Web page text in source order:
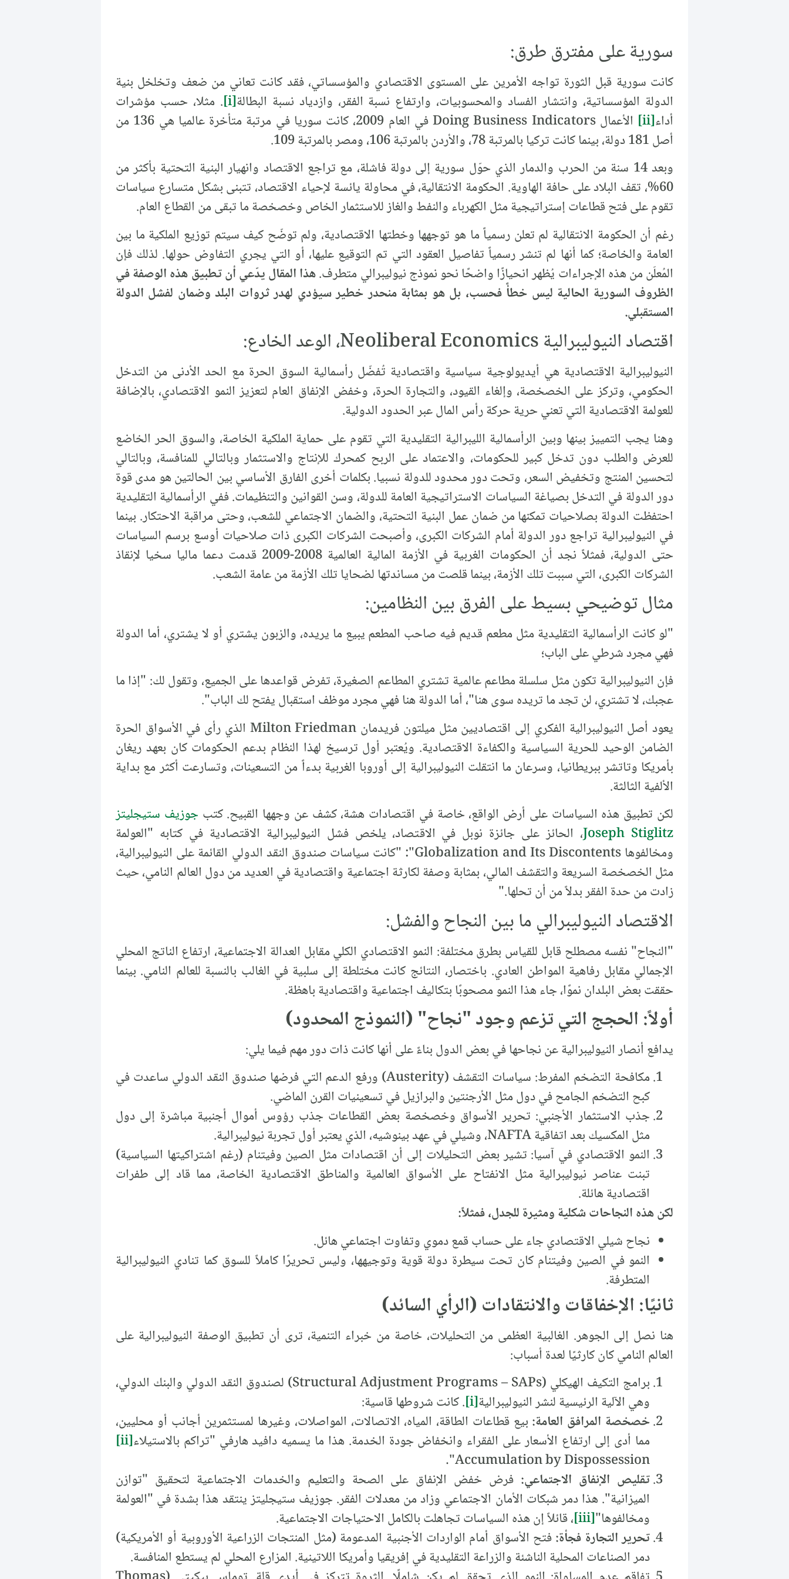
سورية على مفترق طرق:
كانت سورية قبل الثورة تواجه الأمرين على المستوى الاقتصادي والمؤسساتي، فقد كانت تعاني من ضعف وتخلخل بنية
الدولة المؤسساتية، وانتشار الفساد والمحسوبيات، وارتفاع نسبة الفقر، وازدياد نسبة البطالة[i] . مثلا، حسب مؤشرات
أداء[ii]
الأعمال Doing Business Indicators في العام 2009، كانت سوريا في مرتبة متأخرة عالميا هي 136 من
أصل 181 دولة، بينما كانت تركيا بالمرتبة 78، والأردن بالمرتبة 106، ومصر بالمرتبة 109.
وبعد 14 سنة من الحرب والدمار الذي حوّل سورية إلى دولة فاشلة، مع تراجع الاقتصاد وانهيار البنية التحتية بأكثر من
60%، تقف البلاد على حافة الهاوية. الحكومة الانتقالية، في محاولة يائسة لإحياء الاقتصاد، تتبنى بشكل متسارع سياسات
تقوم على فتح قطاعات إستراتيجية مثل الكهرباء والنفط والغاز للاستثمار الخاص وخصخصة ما تبقى من القطاع العام.
رغم أن الحكومة الانتقالية لم تعلن رسمياً ما هو توجهها وخطتها الاقتصادية، ولم توضّح كيف سيتم توزيع الملكية ما بين
العامة والخاصة؛ كما أنها لم تنشر رسمياً تفاصيل العقود التي تم التوقيع عليها، أو التي يجري التفاوض حولها. لذلك فإن
المُعلَن من هذه الإجراءات يُظهر انحيازًا واضحًا نحو نموذج نيوليبرالي متطرف.هذا المقال يدّعي أن تطبيق هذه الوصفة في
الظروف السورية الحالية ليس خطأً فحسب، بل هو بمثابة منحدر خطير سيؤدي لهدر ثروات البلد وضمان لفشل الدولة
المستقبلي.
اقتصاد النيوليبرالية Neoliberal Economics، الوعد الخادع:
النيوليبرالية الاقتصادية هي أيديولوجية سياسية واقتصادية تُفضّل رأسمالية السوق الحرة مع الحد الأدنى من التدخل
الحكومي، وتركز على الخصخصة، وإلغاء القيود، والتجارة الحرة، وخفض الإنفاق العام لتعزيز النمو الاقتصادي، بالإضافة
للعولمة الاقتصادية التي تعني حرية حركة رأس المال عبر الحدود الدولية.
وهنا يجب التمييز بينها وبين الرأسمالية الليبرالية التقليدية التي تقوم على حماية الملكية الخاصة، والسوق الحر الخاضع
للعرض والطلب دون تدخل كبير للحكومات، والاعتماد على الربح كمحرك للإنتاج والاستثمار وبالتالي للمنافسة، وبالتالي
لتحسين المنتج وتخفيض السعر، وتحت دور محدود للدولة نسبيا. بكلمات أخرى الفارق الأساسي بين الحالتين هو مدى قوة
دور الدولة في التدخل بصياغة السياسات الاستراتيجية العامة للدولة، وسن القوانين والتنظيمات. ففي الرأسمالية التقليدية
احتفظت الدولة بصلاحيات تمكنها من ضمان عمل البنية التحتية، والضمان الاجتماعي للشعب، وحتى مراقبة الاحتكار. بينما
في النيوليبرالية تراجع دور الدولة أمام الشركات الكبرى، وأصبحت الشركات الكبرى ذات صلاحيات أوسع برسم السياسات
حتى الدولية، فمثلاً نجد أن الحكومات الغربية في الأزمة المالية العالمية 2008-2009 قدمت دعما ماليا سخيا لإنقاذ
الشركات الكبرى، التي سببت تلك الأزمة، بينما قلصت من مساندتها لضحايا تلك الأزمة من عامة الشعب.
مثال توضيحي بسيط على الفرق بين النظامين:
"لو كانت الرأسمالية التقليدية مثل مطعم قديم فيه صاحب المطعم يبيع ما يريده، والزبون يشتري أو لا يشتري، أما الدولة
فهي مجرد شرطي على الباب؛
فإن النيوليبرالية تكون مثل سلسلة مطاعم عالمية تشتري المطاعم الصغيرة، تفرض قواعدها على الجميع، وتقول لك: "إذا ما
عجبك، لا تشتري، لن تجد ما تريده سوى هنا"، أما الدولة هنا فهي مجرد موظف استقبال يفتح لك الباب".
يعود أصل النيوليبرالية الفكري إلى اقتصاديين مثل ميلتون فريدمان Milton Friedman الذي رأى في الأسواق الحرة
الضامن الوحيد للحرية السياسية والكفاءة الاقتصادية. ويُعتبر أول ترسيخ لهذا النظام بدعم الحكومات كان بعهد ريغان
بأمريكا وتاتشر ببريطانيا، وسرعان ما انتقلت النيوليبرالية إلى أوروبا الغربية بدءاً من التسعينات، وتسارعت أكثر مع بداية
الألفية الثالثة.
لكن تطبيق هذه السياسات على أرض الواقع، خاصة في اقتصادات هشة، كشف عن وجهها القبيح. كتبجوزيف ستيجليتز
Joseph Stiglitz، الحائز على جائزة نوبل في الاقتصاد، يلخص فشل النيوليبرالية الاقتصادية في كتابه "العولمة
ومخالفوها Globalization and Its Discontents": "كانت سياسات صندوق النقد الدولي القائمة على النيوليبرالية،
مثل الخصخصة السريعة والتقشف المالي، بمثابة وصفة لكارثة اجتماعية واقتصادية في العديد من دول العالم النامي، حيث
زادت من حدة الفقر بدلاً من أن تحلها."
الاقتصاد النيوليبرالي ما بين النجاح والفشل:
"النجاح" نفسه مصطلح قابل للقياس بطرق مختلفة: النمو الاقتصادي الكلي مقابل العدالة الاجتماعية، ارتفاع الناتج المحلي
الإجمالي مقابل رفاهية المواطن العادي. باختصار، النتائج كانت مختلطة إلى سلبية في الغالب بالنسبة للعالم النامي. بينما
حققت بعض البلدان نموًا، جاء هذا النمو مصحوبًا بتكاليف اجتماعية واقتصادية باهظة.
أولاً: الحجج التي تزعم وجود "نجاح" (النموذج المحدود)
يدافع أنصار النيوليبرالية عن نجاحها في بعض الدول بناءً على أنها كانت ذات دور مهم فيما يلي:
مكافحة التضخم المفرط: سياسات التقشف (Austerity) ورفع الدعم التي فرضها صندوق النقد الدولي ساعدت في
كبح التضخم الجامح في دول مثل الأرجنتين والبرازيل في تسعينيات القرن الماضي.
جذب الاستثمار الأجنبي: تحرير الأسواق وخصخصة بعض القطاعات جذب رؤوس أموال أجنبية مباشرة إلى دول
مثل المكسيك بعد اتفاقية NAFTA، وشيلي في عهد بينوشيه، الذي يعتبر أول تجربة نيوليبرالية.
النمو الاقتصادي في آسيا: تشير بعض التحليلات إلى أن اقتصادات مثل الصين وفيتنام (رغم اشتراكيتها السياسية)
تبنت عناصر نيوليبرالية مثل الانفتاح على الأسواق العالمية والمناطق الاقتصادية الخاصة، مما قاد إلى طفرات
اقتصادية هائلة.
لكن هذه النجاحات شكليةومثيرة للجدل، فمثلاً:
نجاح شيلي الاقتصادي جاء على حساب قمع دموي وتفاوت اجتماعي هائل.
النمو في الصين وفيتنام كان تحت سيطرة دولة قوية وتوجيهها، وليس تحريرًا كاملاً للسوق كما تنادي النيوليبرالية
المتطرفة.
ثانيًا: الإخفاقات والانتقادات (الرأي السائد)
هنا نصل إلى الجوهر. الغالبية العظمى من التحليلات، خاصة من خبراء التنمية، ترى أن تطبيق الوصفة النيوليبرالية على
العالم النامي كان كارثيًا لعدة أسباب:
برامج التكيف الهيكلي (Structural Adjustment Programs – SAPs) لصندوق النقد الدولي والبنك الدولي،
وهي الآلية الرئيسية لنشر النيوليبرالية[i] . كانت شروطها قاسية:
خصخصة المرافق العامة: بيع قطاعات الطاقة، المياه، الاتصالات، المواصلات، وغيرها لمستثمرين أجانب أو محليين،
مما أدى إلى ارتفاع الأسعار على الفقراء وانخفاض جودة الخدمة. هذا ما يسميه دافيد هارفي "تراكم بالاستيلاء[ii]
Accumulation by Dispossession".
تقليص الإنفاق الاجتماعي: فرض خفض الإنفاق على الصحة والتعليم والخدمات الاجتماعية لتحقيق "توازن
الميزانية". هذا دمر شبكات الأمان الاجتماعي وزاد من معدلات الفقر. جوزيف ستيجليتز ينتقد هذا بشدة في "العولمة
ومخالفوها"[iii]
، قائلاً إن هذه السياسات تجاهلت بالكامل الاحتياجات الاجتماعية.
تحرير التجارة فجأة:فتح الأسواق أمام الواردات الأجنبية المدعومة (مثل المنتجات الزراعية الأوروبية أو الأمريكية)
دمر الصناعات المحلية الناشئة والزراعة التقليدية في إفريقيا وأمريكا اللاتينية. المزارع المحلي لم يستطع المنافسة.